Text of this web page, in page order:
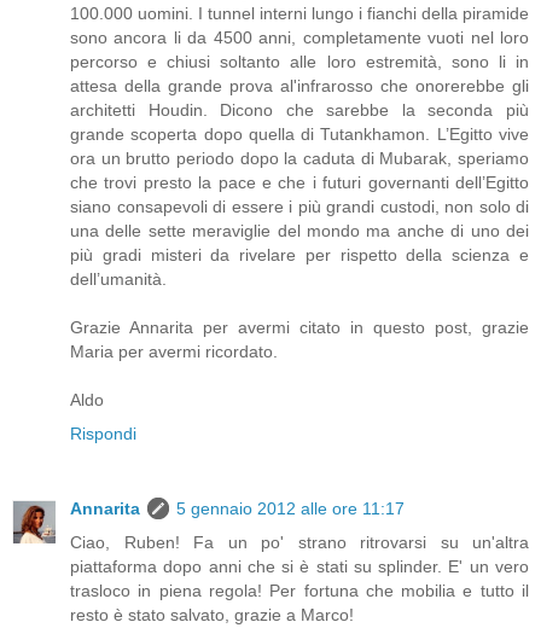
100.000 uomini. I tunnel interni lungo i fianchi della piramide
sono ancora li da 4500 anni, completamente vuoti nel loro
percorso e chiusi soltanto alle loro estremità, sono li in
attesa della grande prova al'infrarosso che onorerebbe gli
architetti Houdin. Dicono che sarebbe la seconda più
grande scoperta dopo quella di Tutankhamon. L’Egitto vive
ora un brutto periodo dopo la caduta di Mubarak, speriamo
che trovi presto la pace e che i futuri governanti dell’Egitto
siano consapevoli di essere i più grandi custodi, non solo di
una delle sette meraviglie del mondo ma anche di uno dei
più gradi misteri da rivelare per rispetto della scienza e
dell’umanità.
Grazie Annarita per avermi citato in questo post, grazie
Maria per avermi ricordato.
Aldo
Rispondi
Annarita
5 gennaio 2012 alle ore 11:17
Ciao, Ruben! Fa un po' strano ritrovarsi su un'altra
piattaforma dopo anni che si è stati su splinder. E' un vero
trasloco in piena regola! Per fortuna che mobilia e tutto il
resto è stato salvato, grazie a Marco!